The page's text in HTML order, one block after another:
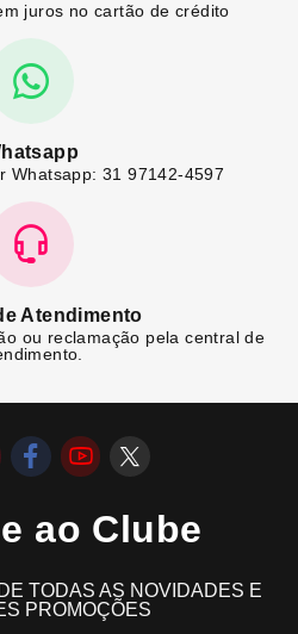
juros no cartão de crédito
Whatsapp: 31 97142-4597
Atendimento
ou reclamação pela central de
ao Clube
TODAS AS NOVIDADES E
PROMOÇÕES